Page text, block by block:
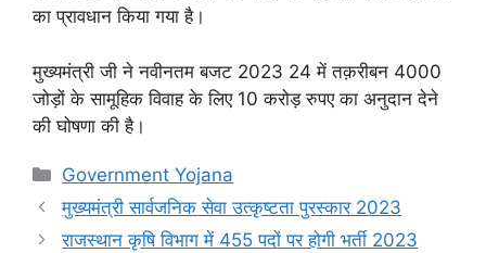
का प्रावधान किया गया है।
मुख्यमंत्री जी ने नवीनतम बजट 2023 24 में तक़रीबन 4000
जोड़ों के सामूहिक विवाह के लिए 10 करोड़ रुपए का अनुदान देने
की घोषणा की है।
Categories
Government Yojana
मुख्यमंत्री सार्वजनिक सेवा उत्कृष्टता पुरस्कार 2023
राजस्थान कृषि विभाग में 455 पदों पर होगी भर्ती 2023